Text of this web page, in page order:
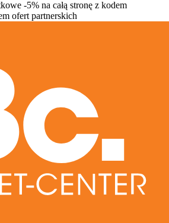
-5% na całą stronę z kodem
ofert partnerskich